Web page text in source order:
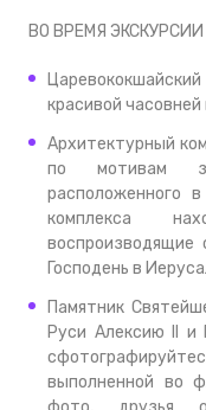
ВО ВРЕМЯ
красивой
Архитектурный
по мотивам
комплекса
воспроизводящие
Господень в
Памятник
Руси Алексию II и
выполненной во